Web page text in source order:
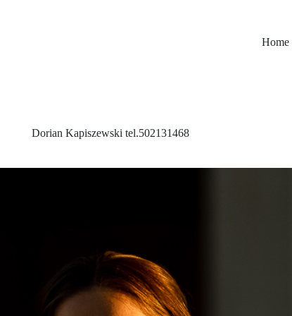
Home
Dorian Kapiszewski tel.502131468